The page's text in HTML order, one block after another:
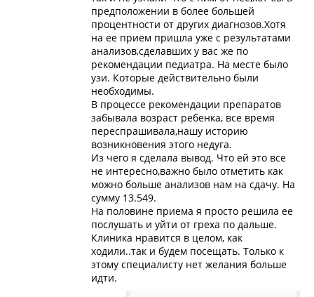
предположении в более большей
процентности от других диагнозов.Хотя
на ее прием пришла уже с результатами
анализов,сделавших у вас же по
рекомендации педиатра. На месте было
узи. Которые действительно были
необходимы.
В процессе рекомендации препаратов
забывала возраст ребенка, все время
переспрашивала,нашу историю
возникновения этого недуга.
Из чего я сделала вывод. Что ей это все
не интересно,важно было отметить как
можно больше анализов нам на сдачу. На
сумму 13.549.
На половине приема я просто решила ее
послушать и уйти от греха по дальше.
Клиника нравится в целом, как
ходили..так и будем посещать. Только к
этому специалисту нет желания больше
идти.